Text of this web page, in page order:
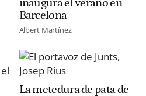
inaugura el verano en
Barcelona
Albert Martínez
La metedura de pata de